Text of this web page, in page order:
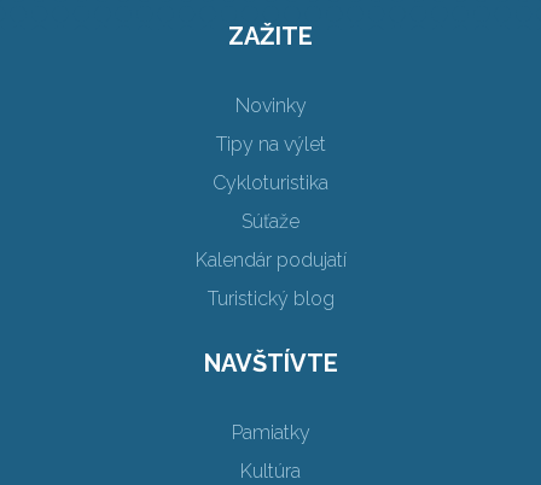
ZAŽITE
Novinky
Tipy na výlet
Cykloturistika
Súťaže
Kalendár podujatí
Turistický blog
NAVŠTÍVTE
Pamiatky
Kultúra